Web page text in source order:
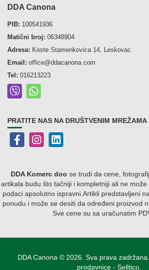
DDA Canona
PIB: 100541936
Matični broj: 06348904
Adresa: Koste Stamenkovica 14, Leskovac
Email: office@ddacanona.com
Tel: 016213223
PRATITE NAS NA DRUŠTVENIM MREŽAMA
DDA Komerc doo se trudi da cene,
artikala budu što tačniji i kompletniji ali ne
podaci apsolutno ispravni.Artikli predstavljeni
ponudu i može se desiti da određeni proizvod
Sve cene su sa uračunatim
DDA Canona © 2026. Sva prava
prodavnice - Selltico.